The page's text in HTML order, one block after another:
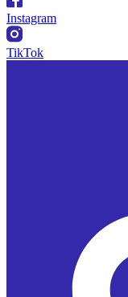
Instagram
TikTok